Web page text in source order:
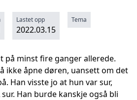
Lastet opp
2022.03.15
Tema
på minst fire ganger allerede.
ikke åpne døren, uansett om det
Han visste jo at hun var sur,
Han burde kanskje også bli